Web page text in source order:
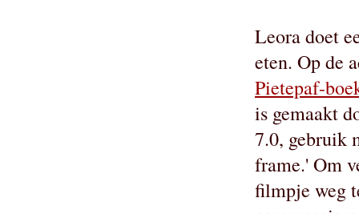
Leora doet
eten. Op de
Pietepaf-
is gemaakt
7.0, gebruik
frame.' Om
filmpje weg